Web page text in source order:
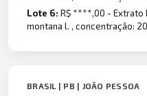
Lote 6:R$ ****,00 - Extrato
montana l. , concentração:
BRASIL | PB | JOÃO PESSOA